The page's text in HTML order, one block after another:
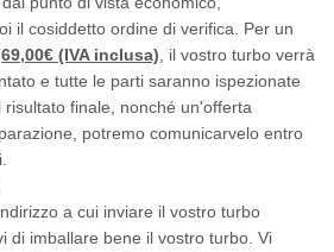
il cosiddetto ordine di verifica. Per un
69,00€ (IVA inclusa) , il vostro turbo verrà
e tutte le parti saranno ispezionate
finale, nonché un'offerta
potremo comunicarvelo entro
a cui inviare il vostro turbo
di imballare bene il vostro turbo. Vi